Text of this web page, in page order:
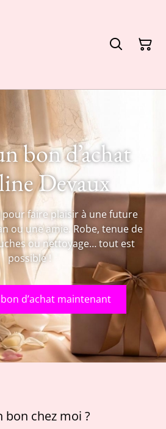
bon d’achat
Devaux
pour faire plaisir à une future
ou une amie. Robe, tenue de
ou nettoyage… tout est
possible !
d’achat maintenant
chez moi ?